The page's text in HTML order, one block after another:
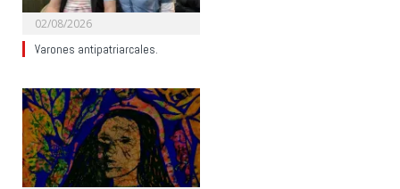
02/08/2026
Varones antipatriarcales.